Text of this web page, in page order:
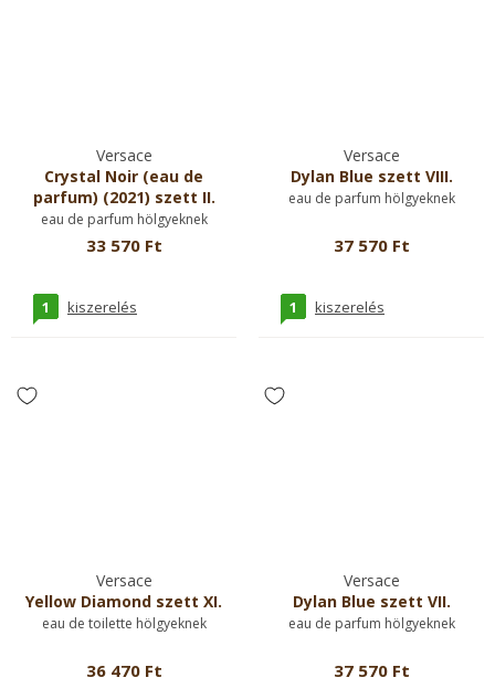
Versace
Crystal Noir (eau de
parfum) (2021) szett II.
eau de parfum hölgyeknek
33 570 Ft
1 kiszerelés
Versace
Dylan Blue szett VIII.
eau de parfum hölgyeknek
37 570 Ft
1 kiszerelés
Versace
Yellow Diamond szett XI.
eau de toilette hölgyeknek
36 470 Ft
Versace
Dylan Blue szett VII.
eau de parfum hölgyeknek
37 570 Ft